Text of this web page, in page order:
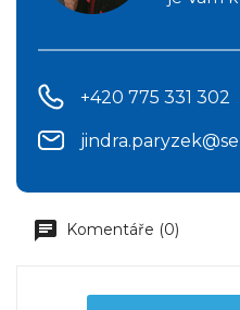
+420 775 331 302
Komentáře (0)